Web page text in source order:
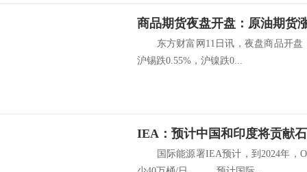
商品期货夜盘开盘：原油期货
东方财富网11日讯，夜盘商品开盘
沪锡跌0.55%，沪镍跌0...
IEA：预计中国和印度将贡献
国际能源署IEA预计，到2024年，